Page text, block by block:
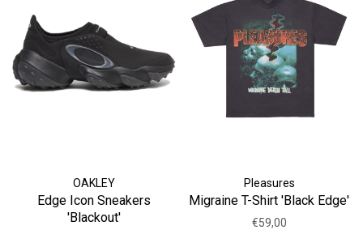
OAKLEY
Edge Icon Sneakers
'Blackout'
Pleasures
Migraine T-Shirt 'Black Edge'
€59,00